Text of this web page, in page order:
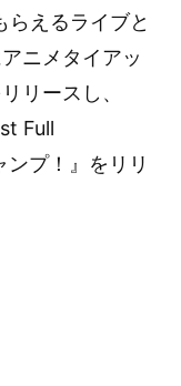
えるライブと
ニメタイアッ
リースし、
Full
プ！』をリリ